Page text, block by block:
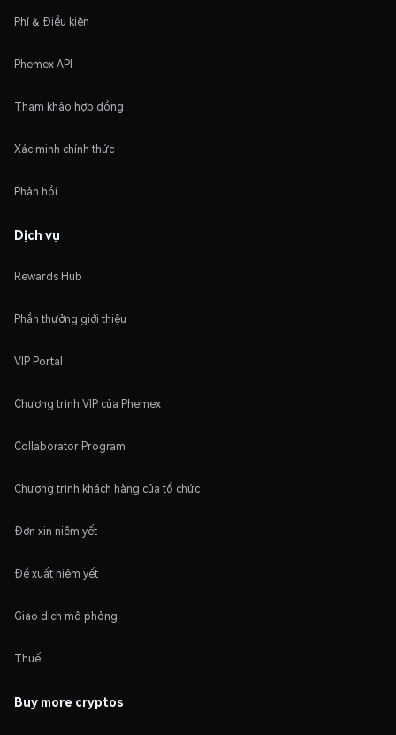
Phí & Điều kiện
Phemex API
Tham khảo hợp đồng
Xác minh chính thức
Phản hồi
Dịch vụ
Rewards Hub
Phần thưởng giới thiệu
VIP Portal
Chương trình VIP của Phemex
Collaborator Program
Chương trình khách hàng của tổ chức
Đơn xin niêm yết
Đề xuất niêm yết
Giao dịch mô phỏng
Thuế
Buy more cryptos